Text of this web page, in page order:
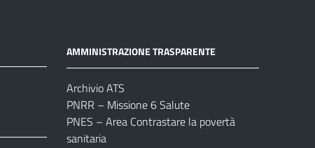
AMMINISTRAZIONE TRASPARENTE
Archivio ATS
PNRR – Missione 6 Salute
PNES – Area Contrastare la povertà
sanitaria